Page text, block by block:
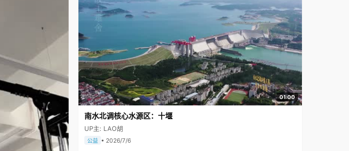
01:00
南水北调核心水源区：十堰
UP主: LAO胡
公益 • 2026/7/6